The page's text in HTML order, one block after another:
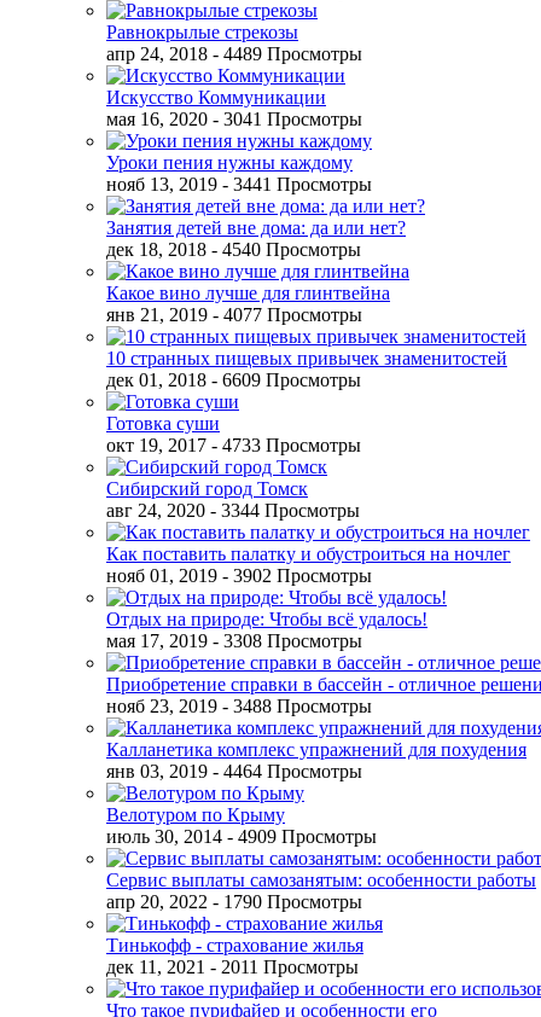
Равнокрылые стрекозы
апр 24, 2018 - 4489 Просмотры
Искусство Коммуникации
мая 16, 2020 - 3041 Просмотры
Уроки пения нужны каждому
нояб 13, 2019 - 3441 Просмотры
Занятия детей вне дома: да или нет?
дек 18, 2018 - 4540 Просмотры
Какое вино лучше для глинтвейна
янв 21, 2019 - 4077 Просмотры
10 странных пищевых привычек знаменитостей
дек 01, 2018 - 6609 Просмотры
Готовка суши
окт 19, 2017 - 4733 Просмотры
Сибирский город Томск
авг 24, 2020 - 3344 Просмотры
Как поставить палатку и обустроиться на ночлег
нояб 01, 2019 - 3902 Просмотры
Отдых на природе: Чтобы всё удалось!
мая 17, 2019 - 3308 Просмотры
Приобретение справки в бассейн - отличное
нояб 23, 2019 - 3488 Просмотры
Калланетика комплекс упражнений для похудения
янв 03, 2019 - 4464 Просмотры
Велотуром по Крыму
июль 30, 2014 - 4909 Просмотры
Сервис выплаты самозанятым: особенности работы
апр 20, 2022 - 1790 Просмотры
Тинькофф - страхование жилья
дек 11, 2021 - 2011 Просмотры
Что такое пурифайер и особенности его